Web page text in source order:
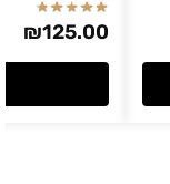
₪125.00